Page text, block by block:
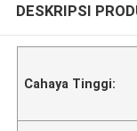
DESKRIPSI
Cahaya Tinggi: